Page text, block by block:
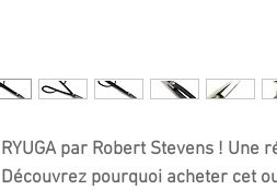
RYUGApar Robert Stevens ! Une
Découvrez pourquoi acheter cet